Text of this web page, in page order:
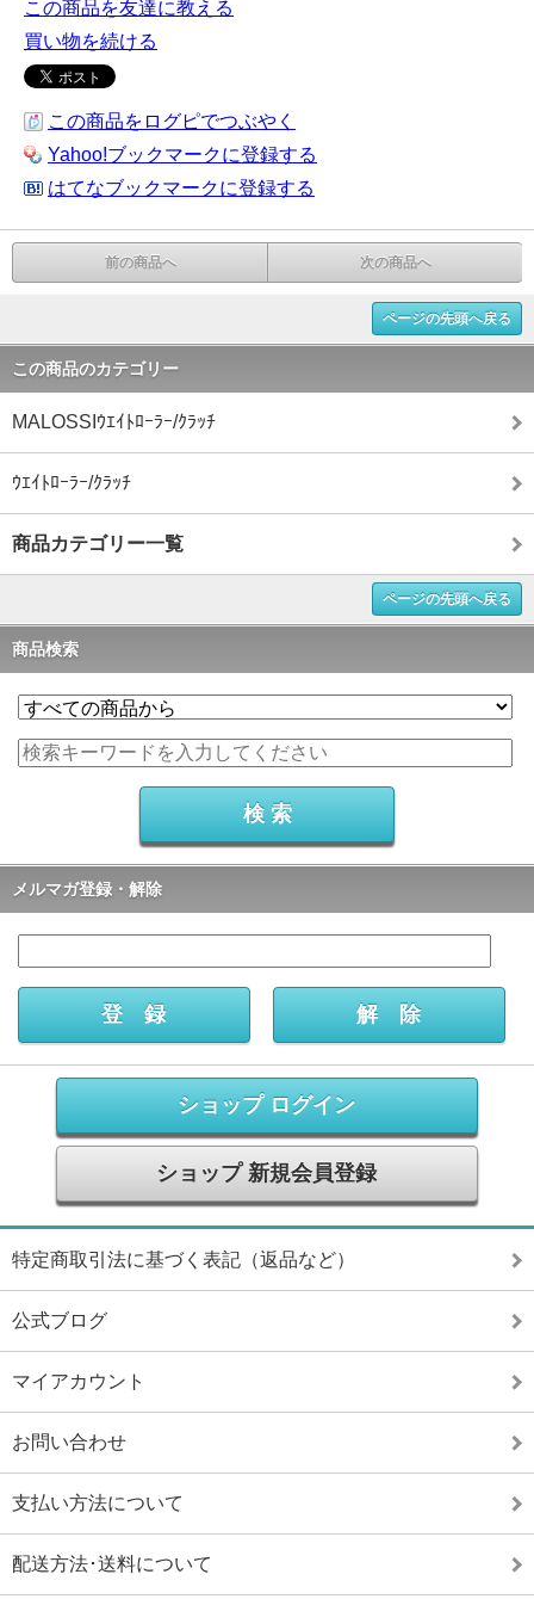
この商品を友達に教える
買い物を続ける
この商品をログピでつぶやく
Yahoo!ブックマークに登録する
はてなブックマークに登録する
前の商品へ 次の商品へ
ページの先頭へ戻る
この商品のカテゴリー
MALOSSIｳｴｲﾄﾛｰﾗｰ/ｸﾗｯﾁ
ｳｴｲﾄﾛｰﾗｰ/ｸﾗｯﾁ
商品カテゴリー一覧
ページの先頭へ戻る
商品検索
メルマガ登録・解除
ショップ ログイン
ショップ 新規会員登録
特定商取引法に基づく表記（返品など）
公式ブログ
マイアカウント
お問い合わせ
支払い方法について
配送方法･送料について